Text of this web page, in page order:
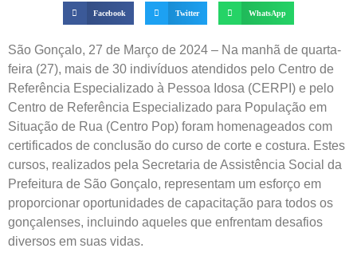
Facebook Twitter WhatsApp
São Gonçalo, 27 de Março de 2024 – Na manhã de quarta-
feira (27), mais de 30 indivíduos atendidos pelo Centro de
Referência Especializado à Pessoa Idosa (CERPI) e pelo
Centro de Referência Especializado para População em
Situação de Rua (Centro Pop) foram homenageados com
certificados de conclusão do curso de corte e costura. Estes
cursos, realizados pela Secretaria de Assistência Social da
Prefeitura de São Gonçalo, representam um esforço em
proporcionar oportunidades de capacitação para todos os
gonçalenses, incluindo aqueles que enfrentam desafios
diversos em suas vidas.